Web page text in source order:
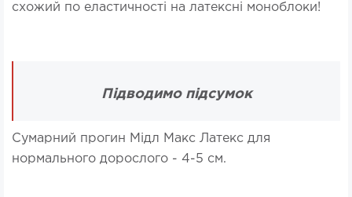
схожий по еластичності на латексні моноблоки!
Підводимо підсумок
Сумарний прогин Мідл Макс Латекс для
нормального дорослого - 4-5 см.